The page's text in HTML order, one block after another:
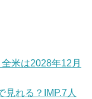
米は2028年12月
れる？IMP.7人